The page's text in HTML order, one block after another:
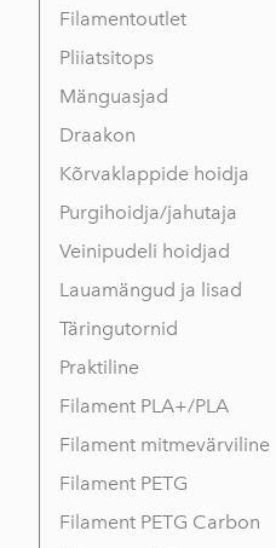
Filamentoutlet
Pliiatsitops
Mänguasjad
Draakon
Kõrvaklappide hoidja
Purgihoidja/jahutaja
Veinipudeli hoidjad
Lauamängud ja lisad
Täringutornid
Praktiline
Filament PLA+/PLA
Filament mitmevärviline
Filament PETG
Filament PETG Carbon